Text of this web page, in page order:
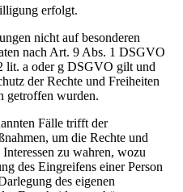
erfolgt.
nicht auf besonderen
nach Art. 9 Abs. 1 DSGVO
lit. a oder g DSGVO gilt und
der Rechte und Freiheiten
getroffen wurden.
Fälle trifft der
um die Rechte und
zu wahren, wozu
des Eingreifens einer Person
des eigenen